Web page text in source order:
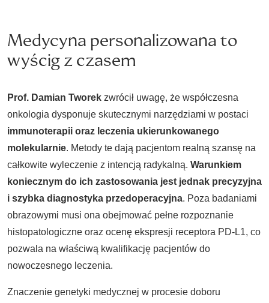
Medycyna personalizowana to
wyścig z czasem
Prof. Damian Tworek zwrócił uwagę, że współczesna
onkologia dysponuje skutecznymi narzędziami w postaci
immunoterapii oraz leczenia ukierunkowanego
molekularnie. Metody te dają pacjentom realną szansę na
całkowite wyleczenie z intencją radykalną. Warunkiem
koniecznym do ich zastosowania jest jednak precyzyjna
i szybka diagnostyka przedoperacyjna. Poza badaniami
obrazowymi musi ona obejmować pełne rozpoznanie
histopatologiczne oraz ocenę ekspresji receptora PD-L1, co
pozwala na właściwą kwalifikację pacjentów do
nowoczesnego leczenia.
Znaczenie genetyki medycznej w procesie doboru